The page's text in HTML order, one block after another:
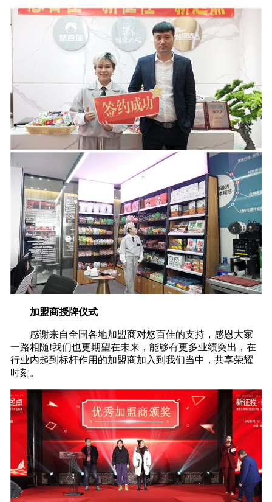
加盟商授牌仪式
感谢来自全国各地加盟商对悠百佳的支持，感恩大家
一路相随!我们也更期望在未来，能够有更多业绩突出，在
行业内起到标杆作用的加盟商加入到我们当中，共享荣耀
时刻。